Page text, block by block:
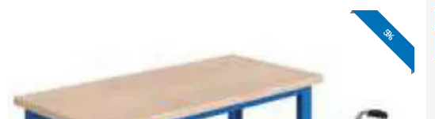
6%
5%
5%
5%
5%
5%
5%